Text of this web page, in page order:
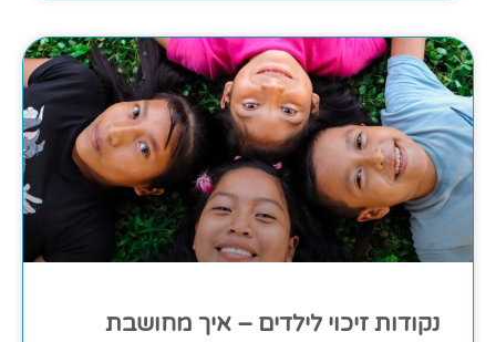
נקודות זיכוי לילדים – איך מחושבת